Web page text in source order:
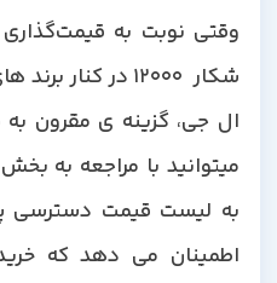
وقتی نوبت به قیمت‌گذاری
شکار 12000 در کنار
ال جی، گزینه ی مقرون به
میتوانید با مراجعه به بخش
به لیست قیمت دسترسی
اطمینان می دهد که خرید